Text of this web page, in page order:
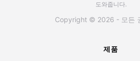
도와줍니다.
Copyright © 2026 - 모든
제품